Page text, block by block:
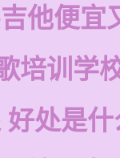
他便宜
培训学
好处是什